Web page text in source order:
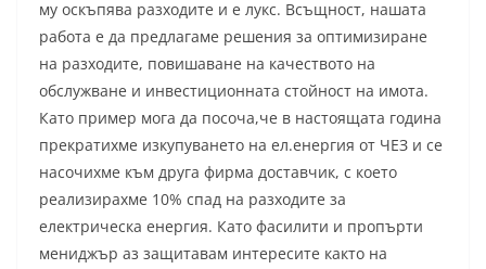
му оскъпява разходите и е лукс. Всъщност, нашата
работа е да предлагаме решения за оптимизиране
на разходите, повишаване на качеството на
обслужване и инвестиционната стойност на имота.
Като пример мога да посоча,че в настоящата година
прекратихме изкупуването на ел.енергия от ЧЕЗ и се
насочихме към друга фирма доставчик, с което
реализирахме 10% спад на разходите за
електрическа енергия. Като фасилити и пропърти
мениджър аз защитавам интересите както на